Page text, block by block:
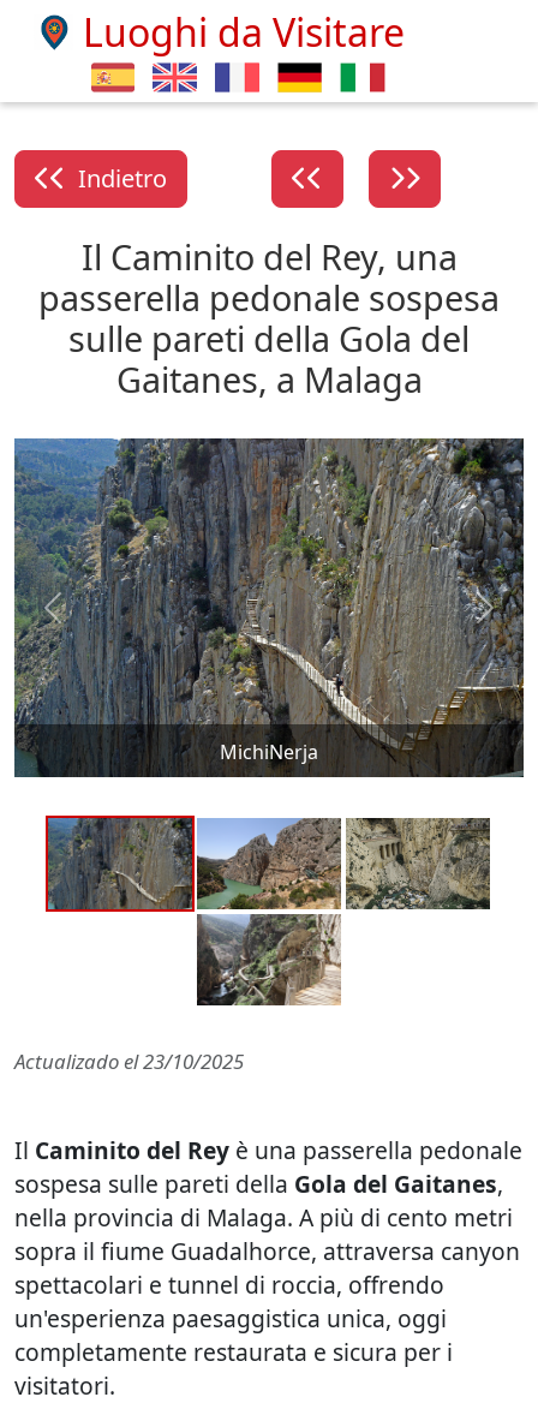
Luoghi da Visitare
Indietro
Il Caminito del Rey, una
passerella pedonale sospesa
sulle pareti della Gola del
Gaitanes, a Malaga
MichiNerja
Actualizado el23/10/2025
Il Caminito del Rey è una passerella pedonale
sospesa sulle pareti della Gola del Gaitanes,
nella provincia di Malaga. A più di cento metri
sopra il fiume Guadalhorce, attraversa canyon
spettacolari e tunnel di roccia, offrendo
un'esperienza paesaggistica unica, oggi
completamente restaurata e sicura per i
visitatori.